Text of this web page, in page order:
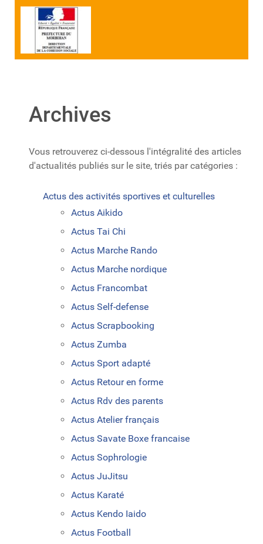
Archives
Vous retrouverez ci-dessous l'intégralité des articles
d'actualités publiés sur le site, triés par catégories :
Actus des activités sportives et culturelles
Actus Aikido
Actus Tai Chi
Actus Marche Rando
Actus Marche nordique
Actus Francombat
Actus Self-defense
Actus Scrapbooking
Actus Zumba
Actus Sport adapté
Actus Retour en forme
Actus Rdv des parents
Actus Atelier français
Actus Savate Boxe francaise
Actus Sophrologie
Actus JuJitsu
Actus Karaté
Actus Kendo Iaido
Actus Football